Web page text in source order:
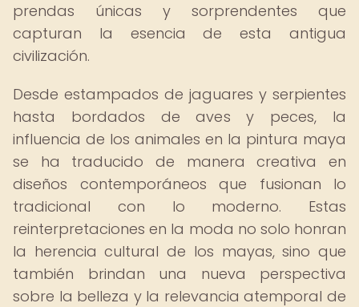
prendas únicas y sorprendentes que
capturan la esencia de esta antigua
civilización.
Desde estampados de jaguares y serpientes
hasta bordados de aves y peces, la
influencia de los animales en la pintura maya
se ha traducido de manera creativa en
diseños contemporáneos que fusionan lo
tradicional con lo moderno. Estas
reinterpretaciones en la moda no solo honran
la herencia cultural de los mayas, sino que
también brindan una nueva perspectiva
sobre la belleza y la relevancia atemporal de